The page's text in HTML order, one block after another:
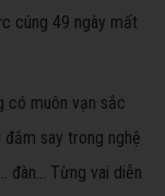
cúng 49 ngày mất
có muôn vạn sắc
say trong nghệ
đàn... Từng vai diễn